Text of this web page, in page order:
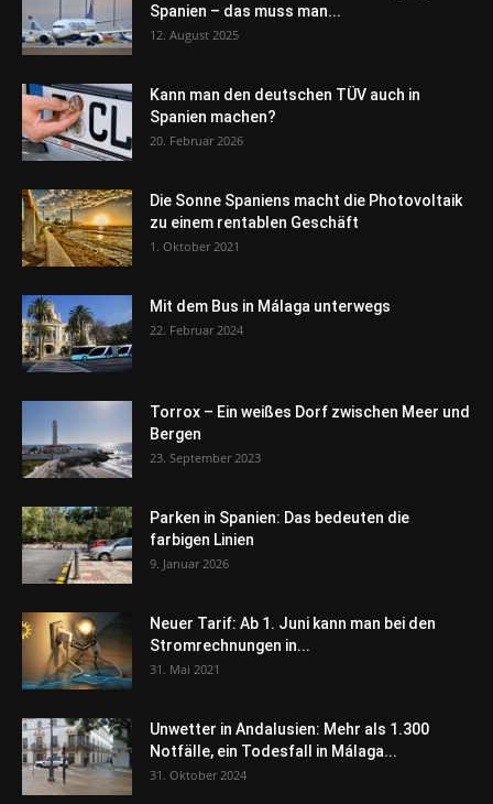
Spanien – das muss man...
12. August 2025
Kann man den deutschen TÜV auch in
Spanien machen?
20. Februar 2026
Die Sonne Spaniens macht die Photovoltaik
zu einem rentablen Geschäft
1. Oktober 2021
Mit dem Bus in Málaga unterwegs
22. Februar 2024
Torrox – Ein weißes Dorf zwischen Meer und
Bergen
23. September 2023
Parken in Spanien: Das bedeuten die
farbigen Linien
9. Januar 2026
Neuer Tarif: Ab 1. Juni kann man bei den
Stromrechnungen in...
31. Mai 2021
Unwetter in Andalusien: Mehr als 1.300
Notfälle, ein Todesfall in Málaga...
31. Oktober 2024